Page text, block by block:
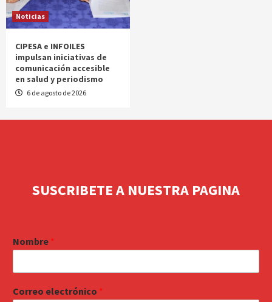
Noticias
CIPESA e INFOILES
impulsan iniciativas de
comunicación accesible
en salud y periodismo
6 de agosto de 2026
SUSCRIBETE A NUESTRA PAGINA
Nombre *
Correo electrónico *